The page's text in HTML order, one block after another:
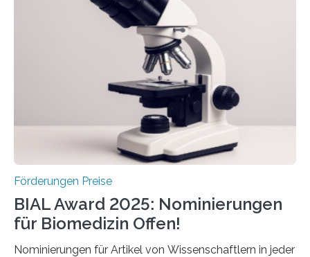
Schlaganfallforschung, um die Behandlung der
Betroffenen zu verbessern. Dazu schreibt sie auch in
diesem Jahr wieder deutschlandweit den Hentschel-
Preis aus. Er richtet sich gezielt an jüngere
Forscherinnen und Forscher unter 40 Jahren. Geehrt
werden soll eine herausragende Doktorarbeit oder eine
hochrangige wissenschaftliche Publikation zum Thema
Förderungen Preise
BIAL Award 2025: Nominierungen
für Biomedizin Offen!
Nominierungen für Artikel von Wissenschaftlern in jeder